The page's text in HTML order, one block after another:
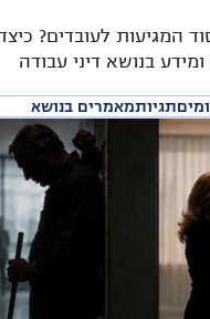
המגיעות לעובדים?
בנושא דיני עבודה
תגיותמאמרים בנושא